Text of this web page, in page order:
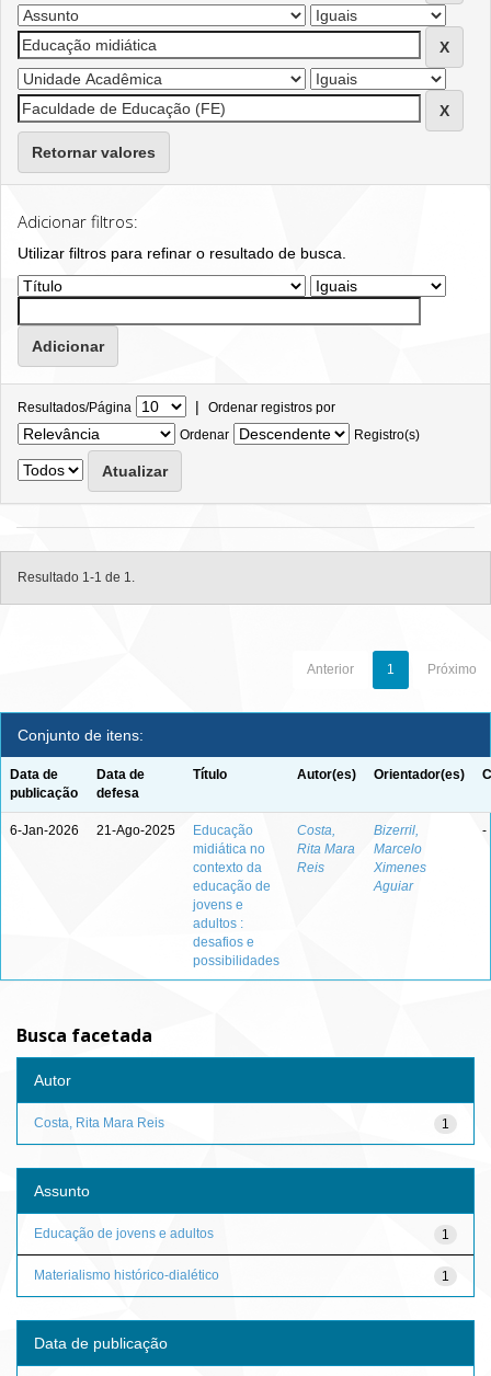
Retornar valores
Adicionar filtros:
Utilizar filtros para refinar o resultado de busca.
Resultados/Página | Ordenar registros por
Ordenar
Registro(s)
Resultado 1-1 de 1.
Anterior 1 Próximo
Conjunto de itens:
Data de
publicação
Data de
defesa
Título Autor(es) Orientador(es)
6-Jan-2026 21-Ago-2025
Educação
midiática no
contexto da
educação de
jovens e
adultos :
desafios e
possibilidades
Costa,
Rita Mara
Reis
Bizerril,
Marcelo
Ximenes
Aguiar
-
Busca facetada
Autor
1
Costa, Rita Mara Reis
Assunto
1
Educação de jovens e adultos
1
Materialismo histórico-dialético
Data de publicação